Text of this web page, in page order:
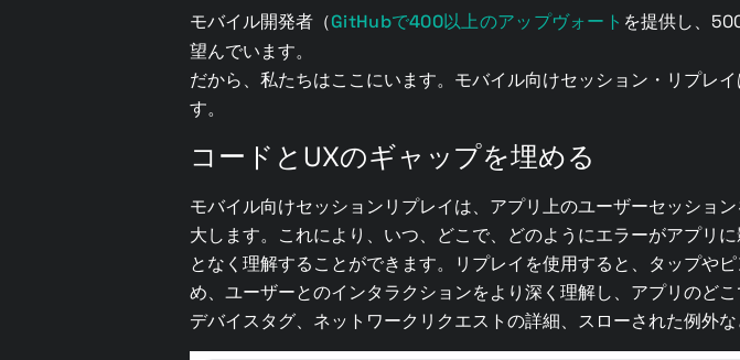
モバイル開発者（GitHubで400以上のアップヴォート を提供し、
望んでいます。
だから、私たちはここにいます。モバイル向けセッション・リプレ
す。
コードとUXのギャップを埋める
モバイル向けセッションリプレイは、アプリ上のユーザーセッショ
大します。これにより、いつ、どこで、どのようにエラーがアプリ
となく理解することができます。リプレイを使用すると、タップや
め、ユーザーとのインタラクションをより深く理解し、アプリのど
デバイスタグ、ネットワークリクエストの詳細、スローされた例外